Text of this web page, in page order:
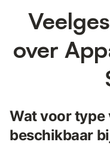
over
Wat voor
beschikbaar